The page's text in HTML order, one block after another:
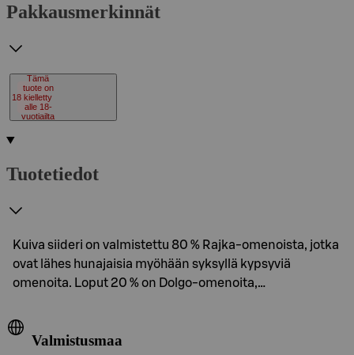
Pakkausmerkinnät
18
Tämä
tuote on
kielletty
alle 18-
vuotiailta
Tuotetiedot
Kuiva siideri on valmistettu 80 % Rajka-omenoista, jotka
ovat lähes hunajaisia ​​myöhään syksyllä kypsyviä
omenoita. Loput 20 % on Dolgo-omenoita,…
Valmistusmaa